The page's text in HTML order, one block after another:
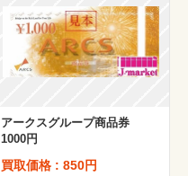
アークスグループ商品券
1000円
買取価格 : 850円